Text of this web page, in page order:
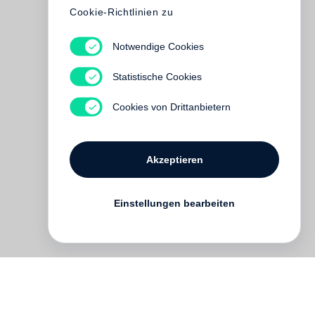
Cookie-Richtlinien zu
Notwendige Cookies
Statistische Cookies
Cookies von Drittanbietern
Akzeptieren
Einstellungen bearbeiten